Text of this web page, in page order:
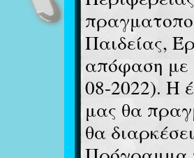
Παιδείας,
απόφαση με
08-2022). Η
μας θα
θα